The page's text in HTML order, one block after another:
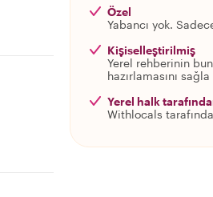
Özel
Yabancı yok.
Kişiselleştirilmiş
Yerel rehberinin
hazırlamasını sağla
Yerel halk
Withlocals